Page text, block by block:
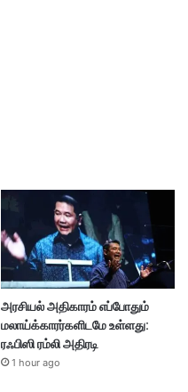
அரசியல் அதிகாரம் எப்போதும்
மலாய்க்காரர்களிடமே உள்ளது:
ரஃபிஸி ரம்லி அதிரடி
1 hour ago